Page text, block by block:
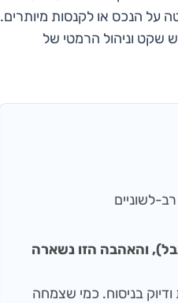
על הנכס או לקנסות מיותרים.
שקט וניהול הרמטי של
סבתה של ענבל), והאהבה הזו נשארה
תשוקה לשפות ודיוק בניסוח. כמי שצמחה